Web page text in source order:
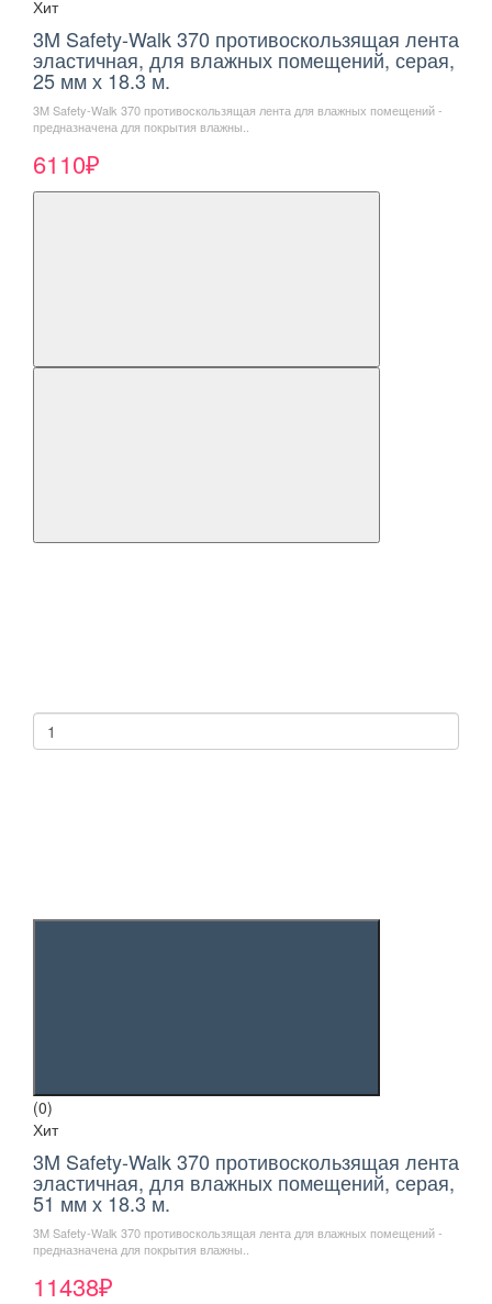
Хит
3M Safety-Walk 370 противоскользящая лента
эластичная, для влажных помещений, серая,
25 мм х 18.3 м.
3M Safety-Walk 370 противоскользящая лента для влажных помещений -
предназначена для покрытия влажны..
6110₽
(0)
Хит
3M Safety-Walk 370 противоскользящая лента
эластичная, для влажных помещений, серая,
51 мм х 18.3 м.
3M Safety-Walk 370 противоскользящая лента для влажных помещений -
предназначена для покрытия влажны..
11438₽